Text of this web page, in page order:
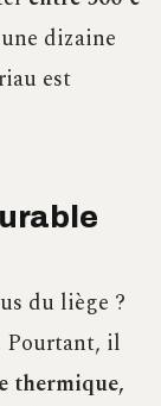
dizaine
est
du liège ?
Pourtant, il
thermique,